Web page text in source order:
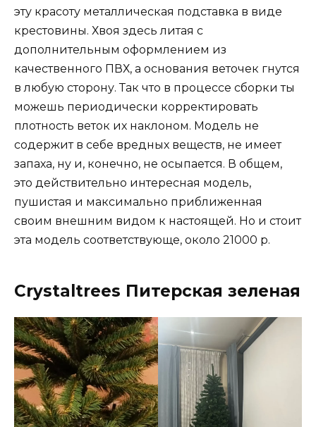
эту красоту металлическая подставка в виде
крестовины. Хвоя здесь литая с
дополнительным оформлением из
качественного ПВХ, а основания веточек гнутся
в любую сторону. Так что в процессе сборки ты
можешь периодически корректировать
плотность веток их наклоном. Модель не
содержит в себе вредных веществ, не имеет
запаха, ну и, конечно, не осыпается. В общем,
это действительно интересная модель,
пушистая и максимально приближенная
своим внешним видом к настоящей. Но и стоит
эта модель соответствующе, около 21000 р.
Crystaltrees Питерская зеленая